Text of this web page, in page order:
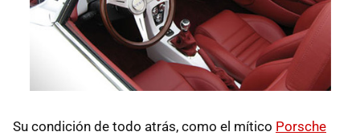
Su condición de todo atrás, como el mítico Porsche